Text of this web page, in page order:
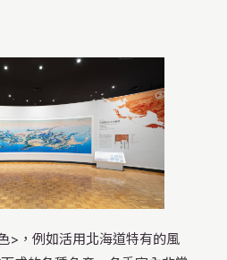
開館
>，例如活用北海道特有的風